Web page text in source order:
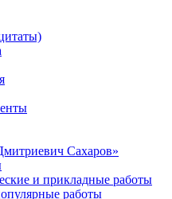
Сахаров»
и прикладные работы
работы